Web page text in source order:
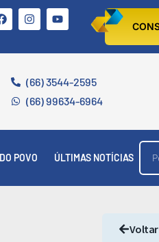
(66) 3544-2595
(66) 99634-6964
POVO ÚLTIMAS NOTÍCIAS